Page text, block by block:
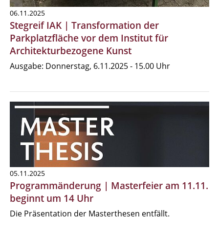
06.11.2025
Stegreif IAK | Transformation der
Parkplatzfläche vor dem Institut für
Architekturbezogene Kunst
Ausgabe: Donnerstag, 6.11.2025 - 15.00 Uhr
05.11.2025
Programmänderung | Masterfeier am 11.11.
beginnt um 14 Uhr
Die Präsentation der Masterthesen entfällt.